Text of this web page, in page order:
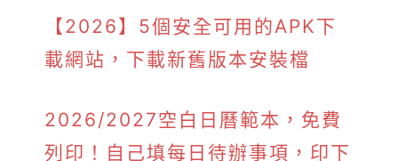
【2026】5個安全可用的APK下
載網站，下載新舊版本安裝檔
2026/2027空白日曆範本，免費
列印！自己填每日待辦事項，印下